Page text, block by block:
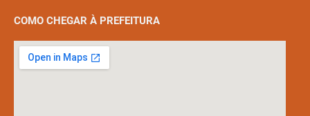
COMO CHEGAR À PREFEITURA